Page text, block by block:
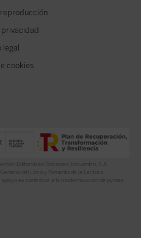
legal
cookies
Editorial en Ediciones Encuentro, S.A.
del Libro y Fomento de la Lectura,
es contribuir a la modernización de pymes